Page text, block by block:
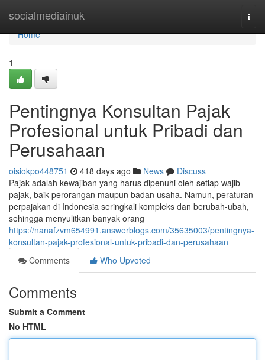
socialmediainuk
Home
Home
1
Pentingnya Konsultan Pajak
Profesional untuk Pribadi dan
Perusahaan
oisiokpo448751 418 days ago News
Discuss
Pajak adalah kewajiban yang harus dipenuhi oleh setiap wajib
pajak, baik perorangan maupun badan usaha. Namun, peraturan
perpajakan di Indonesia seringkali kompleks dan berubah-ubah,
sehingga menyulitkan banyak orang
https://nanafzvm654991.answerblogs.com/35635003/pentingnya-
konsultan-pajak-profesional-untuk-pribadi-dan-perusahaan
Comments
Who Upvoted
Comments
Submit a Comment
No HTML